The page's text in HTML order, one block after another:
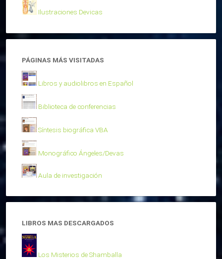
Ilustraciones Devicas
PÁGINAS MÁS VISITADAS
Libros y audiolibros en Español
Biblioteca de conferencias
Síntesis biográfica VBA
Monográfico Ángeles/Devas
Aula de investigación
LIBROS MAS DESCARGADOS
Los Misterios de Shamballa